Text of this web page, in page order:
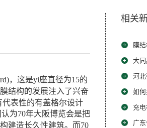
，这是yi座直径为15的
结构的发展注入了兴奋
代表性的有盖格尔设计
为70年大阪博览会是把
建造长久性建筑。而70
相关
膜
大
河
如
充
广